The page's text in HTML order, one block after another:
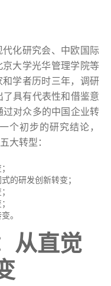
化研究会、中欧国际
大学光华管理学院等
学者历时三年，调研
具有代表性和借鉴意
对众多的中国企业转
个初步的研究结论，
大转型：
的研发创新转变；
。
从直觉